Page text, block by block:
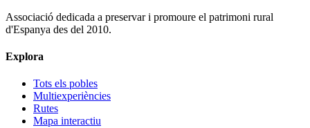
Associació dedicada a preservar i promoure el patrimoni rural
d'Espanya des del 2010.
Explora
Tots els pobles
Multiexperiències
Rutes
Mapa interactiu